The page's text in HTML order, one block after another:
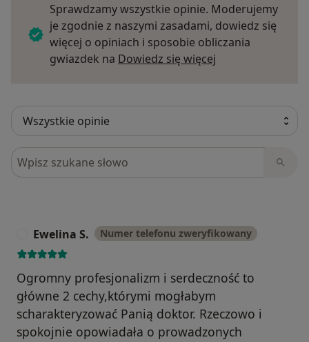
Sprawdzamy wszystkie opinie. Moderujemy
je zgodnie z naszymi zasadami, dowiedz się
więcej o opiniach i sposobie obliczania
gwiazdek na Dowiedz się więcej
Szukaj w opiniach
Ewelina S. Numer telefonu zweryfikowany
Ogromny profesjonalizm i serdeczność to
główne 2 cechy,którymi mogłabym
scharakteryzować Panią doktor. Rzeczowo i
spokojnie opowiadała o prowadzonych